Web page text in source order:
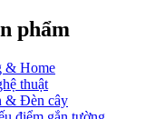
phẩm
& Home
thuật
& Đèn cây